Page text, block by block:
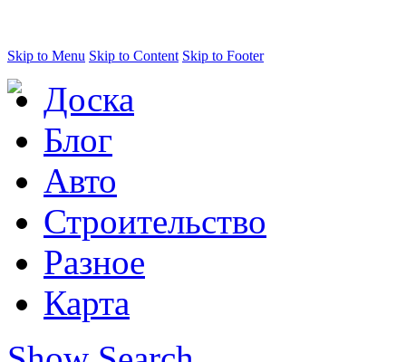
Skip to Menu Skip to Content Skip to Footer
Доска
Блог
Авто
Строительство
Разное
Карта